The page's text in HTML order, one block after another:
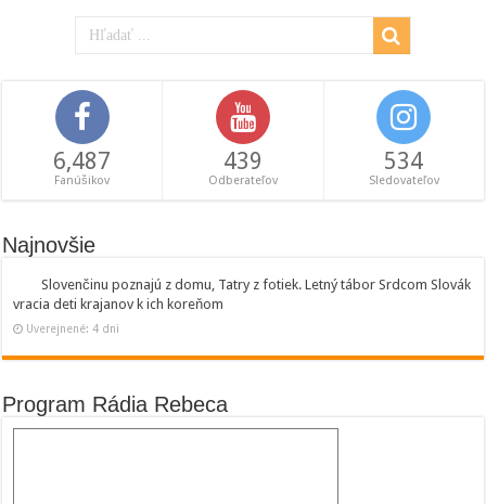
6,487
Fanúšikov
439
Odberateľov
534
Sledovateľov
Najnovšie
Slovenčinu poznajú z domu, Tatry z fotiek. Letný tábor Srdcom Slovák
vracia deti krajanov k ich koreňom
Uverejnené: 4 dni
Program Rádia Rebeca